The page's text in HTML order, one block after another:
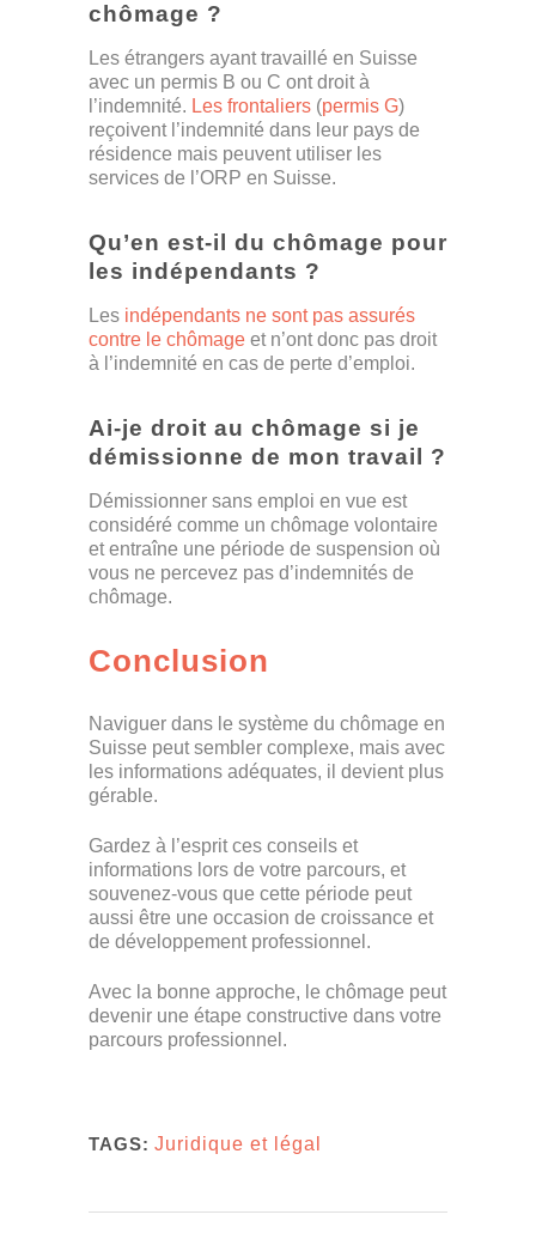
chômage ?
Les étrangers ayant travaillé en Suisse
avec un permis B ou C ont droit à
l’indemnité. Les frontaliers (permis G)
reçoivent l’indemnité dans leur pays de
résidence mais peuvent utiliser les
services de l’ORP en Suisse.
Qu’en est-il du chômage pour
les indépendants ?
Les indépendants ne sont pas assurés
contre le chômage et n’ont donc pas droit
à l’indemnité en cas de perte d’emploi.
Ai-je droit au chômage si je
démissionne de mon travail ?
Démissionner sans emploi en vue est
considéré comme un chômage volontaire
et entraîne une période de suspension où
vous ne percevez pas d’indemnités de
chômage.
Conclusion
Naviguer dans le système du chômage en
Suisse peut sembler complexe, mais avec
les informations adéquates, il devient plus
gérable.
Gardez à l’esprit ces conseils et
informations lors de votre parcours, et
souvenez-vous que cette période peut
aussi être une occasion de croissance et
de développement professionnel.
Avec la bonne approche, le chômage peut
devenir une étape constructive dans votre
parcours professionnel.
TAGS: Juridique et légal